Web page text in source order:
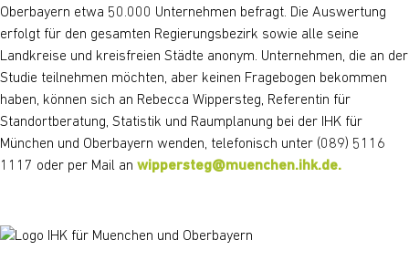
Oberbayern etwa 50.000 Unternehmen befragt. Die Auswertung
erfolgt für den gesamten Regierungsbezirk sowie alle seine
Landkreise und kreisfreien Städte anonym. Unternehmen, die an der
Studie teilnehmen möchten, aber keinen Fragebogen bekommen
haben, können sich an Rebecca Wippersteg, Referentin für
Standortberatung, Statistik und Raumplanung bei der IHK für
München und Oberbayern wenden, telefonisch unter (089) 5116
1117 oder per Mail an wippersteg@muenchen.ihk.de.